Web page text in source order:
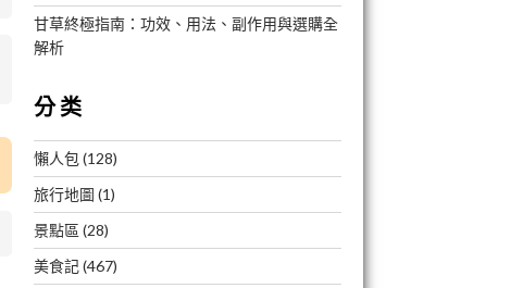
甘草終極指南：功效、用法、副作用與選購全
解析
分类
懶人包 (128)
旅行地圖 (1)
景點區 (28)
美食記(467)